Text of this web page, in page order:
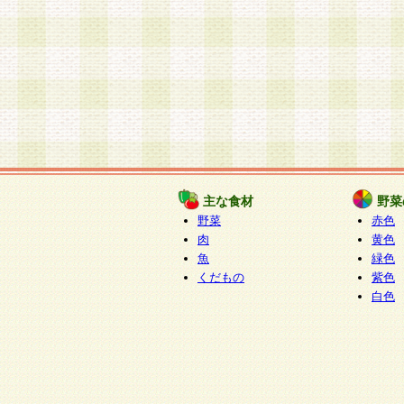
主な食材
野菜
肉
魚
くだもの
野
赤色
黄色
緑色
紫色
白色